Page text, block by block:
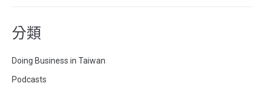
分類
Doing Business in Taiwan
Podcasts